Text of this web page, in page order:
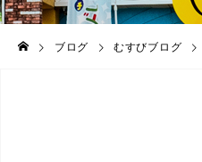
ブログ むすびブログ